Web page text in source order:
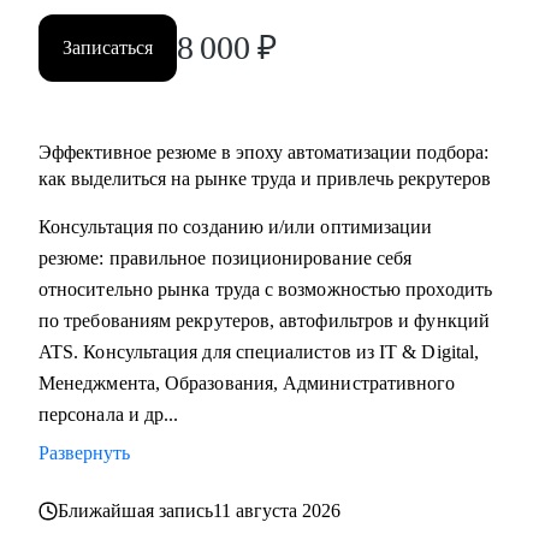
- Digital (маркетологи, дизайнеры, исследователи,
редакторы, smm)
- Education Tech (Педагогические дизайнеры, методологи)
Про мой опыт:
Операционным директором после годового перерыва от
full-time занятости.
• Трижды проходила переквалификацию, имею высшее
медицинское образование, опыт в сфере информационной
безопасности (Wallarm), Edtech (Geekbrains, Яндекс
Практикум, QA Guru) и высшего образования (Сколтех).
• Регулярно прохожу обучение на коротких курсах, чтобы
глубже разбираться в профессиях, по которым
Записаться 8 000 ₽
Эффективное резюме в эпоху автоматизации подбора:
как выделиться на рынке труда и привлечь рекрутеров
Консультация по созданию и/или оптимизации
резюме: правильное позиционирование себя
относительно рынка труда с возможностью проходить
по требованиям рекрутеров, автофильтров и функций
ATS. Консультация для специалистов из IT & Digital,
Менеджмента, Образования, Административного
персонала и др...
Развернуть
Ближайшая запись11 августа 2026